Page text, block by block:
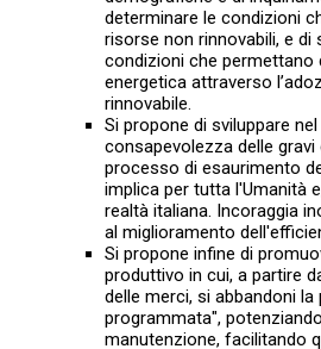
determinare le condizioni
risorse non rinnovabili, e di
condizioni che permettano
energetica attraverso
rinnovabile.
Si propone di sviluppare
consapevolezza delle
processo di esaurimento
implica per tutta l'Umanità
realtà italiana. Incoraggia
al miglioramento
Si propone infine di
produttivo in cui, a partire
delle merci, si abbandoni
programmata",
manutenzione, facilitando